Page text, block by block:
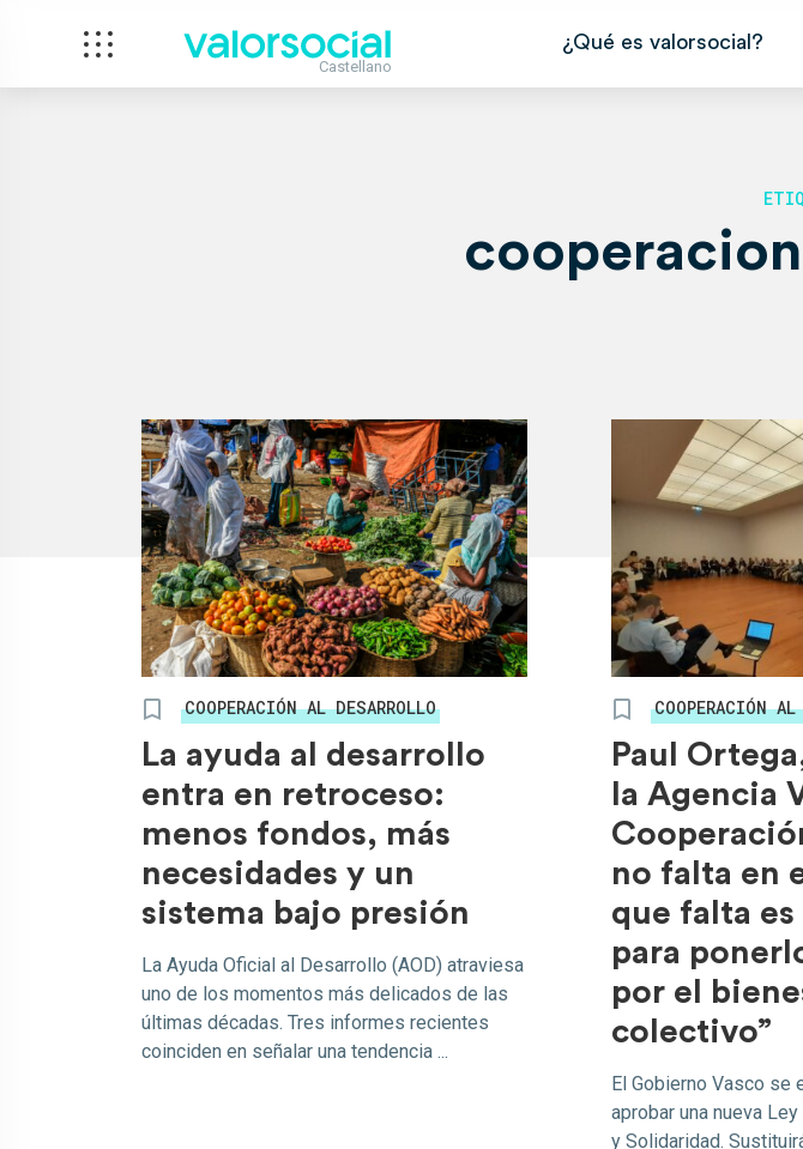
Castellano
¿Qué es valorsocial?
COOPERACIÓN AL DESARROLLO
La ayuda al desarrollo
entra en retroceso:
menos fondos, más
necesidades y un
sistema bajo presión
La Ayuda Oficial al Desarrollo (AOD) atraviesa
uno de los momentos más delicados de las
últimas décadas. Tres informes recientes
coinciden en señalar una tendencia ...
COOPERACIÓN AL
Paul
la Agencia
no falta en
que falta
para
por el
colectivo”
El Gobierno Vasco se
aprobar una nueva
y Solidaridad.